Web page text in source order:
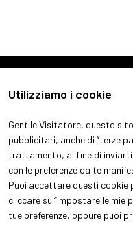
Utilizziamo i cookie
Gentile Visitatore, questo
pubblicitari, anche di “terze
trattamento, al fine di inviarti
con le preferenze da te
Puoi accettare questi cookie
cliccare su “impostare le mie
tue preferenze, oppure puoi
ABOUT
Chi siamo
Aree espositive
Contatti